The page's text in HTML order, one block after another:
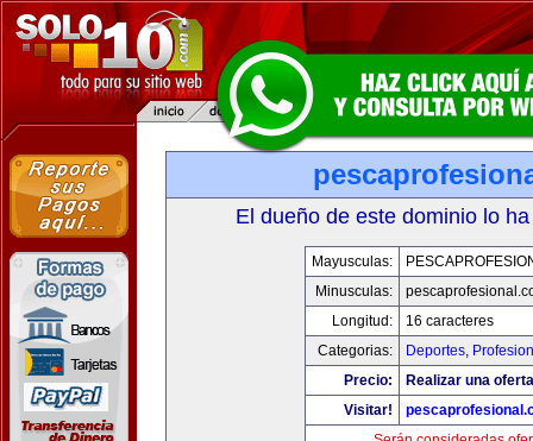
El dueño de este dominio lo
Mayusculas:
Minusculas:
Longitud:
16 caracteres
Categorias:
Deportes,
Precio:
Realizar una
Visitar!